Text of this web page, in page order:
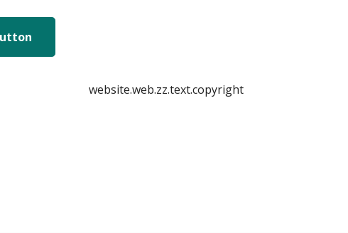
website.web.zz.text.copyright